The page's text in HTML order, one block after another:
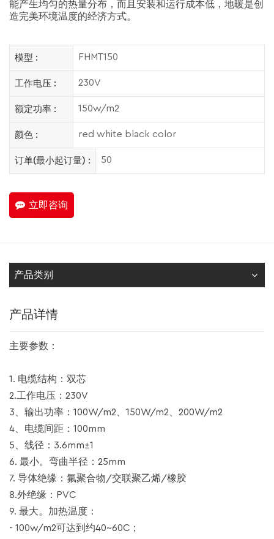
能产生均匀的热量分布，而且安装和运行成本低，地暖是创
造完美环境温度的经济方式。
模型 : FHMT150
工作电压 : 230V
额定功率 : 150w/m2
颜色 : red white black color
订单(最小起订量) : 50
立即咨询
产品类别
产品详情
主要参数：
1. 电缆结构：双芯
2.工作电压：230V
3、输出功率：100W/m2、150W/m2、200W/m2
4、电缆间距：100mm
5、线径：3.6mm±1
6. 最小。弯曲半径：25mm
7. 导体绝缘：氟聚合物/交联聚乙烯/橡胶
8.外绝缘：PVC
9. 最大。加热温度：
- 100w/m2可达到约40~60C；